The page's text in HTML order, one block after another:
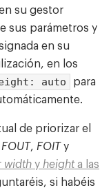
su gestor
sus parámetros y
en su
en los
auto
para
de priorizar el
FOUT, FOIT y
width y heighta las
si habéis